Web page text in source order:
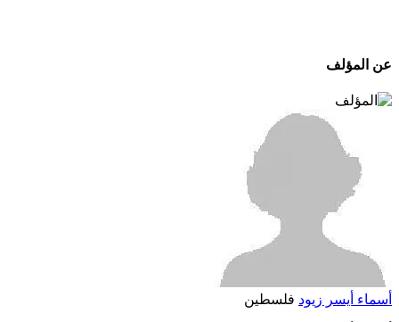
عن المؤلف
أسماء أيسر زيود فلسطين